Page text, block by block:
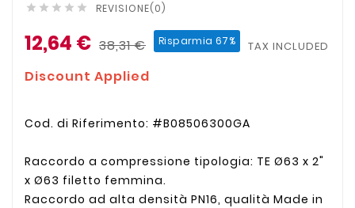
     REVISIONE(0)
12,64 € 38,31 € Risparmia 67% TAX INCLUDED
Discount Applied
Cod. di Riferimento: #B08506300GA
Raccordo a compressione tipologia: TE Ø63 x 2"
x Ø63 filetto femmina.
Raccordo ad alta densità PN16, qualità Made in